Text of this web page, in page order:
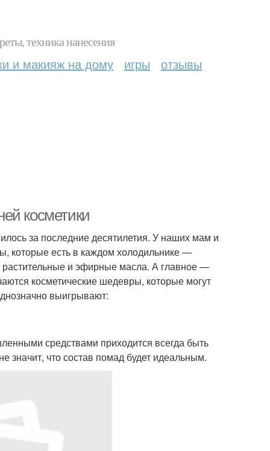
техника нанесения
и макияж на дому игры отзывы
косметики
за последние десятилетия. У наших мам и
которые есть в каждом холодильнике —
и эфирные масла. А главное —
косметические шедевры, которые могут
выигрывают:
средствами приходится всегда быть
значит, что состав помад будет идеальным.